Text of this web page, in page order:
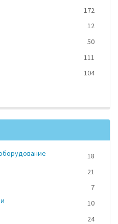
172
12
50
111
104
18
21
7
10
24